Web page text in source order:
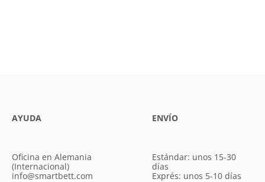
AYUDA
Oficina en Alemania
(Internacional)
info@smartbett.com
ENVÍO
Estándar: unos 15-30
días
Exprés: unos 5-10 días